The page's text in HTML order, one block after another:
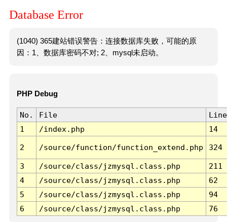
Database Error
(1040) 365建站错误警告：连接数据库失败，可能的原
因：1、数据库密码不对; 2、mysql未启动。
PHP Debug
No. File
Line
1
/index.php 14
2 /source/function/function_extend.php 324
3 /source/class/jzmysql.class.php
211
4
/source/class/jzmysql.class.php
62
5
/source/class/jzmysql.class.php
94
6
/source/class/jzmysql.class.php 76